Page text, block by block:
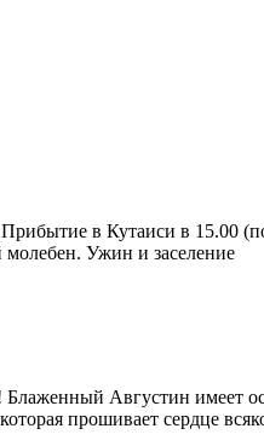
в Кутаиси в 15.00
Ужин и заселение
Блаженный Августин имеет
прошивает сердце